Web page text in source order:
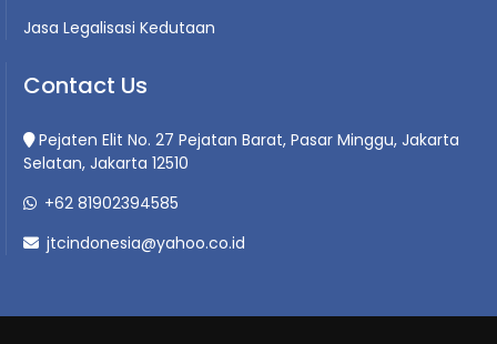
Jasa Legalisasi Kedutaan
Contact Us
Pejaten Elit No. 27 Pejatan Barat, Pasar Minggu, Jakarta
Selatan, Jakarta 12510
+62 81902394585
jtcindonesia@yahoo.co.id